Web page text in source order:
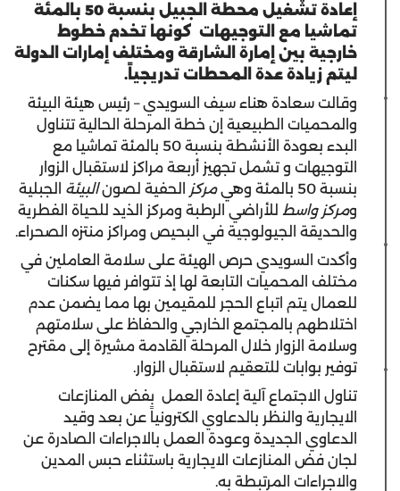
إعادة تشغيل محطة الجبيل بنسبة 50 بالمئة
تماشيا مع التوجيهات كونها تخدم خطوط
خارجية بين إمارة الشارقة ومختلف إمارات الدولة
ليتم زيادة عدة المحطات تدريجياً.
وقالت سعادة هناء سيف السويدي – رئيس هيئة البيئة
والمحميات الطبيعية إن خطة المرحلة الحالية تتناول
البدء بعودة الأنشطة بنسبة 50 بالمئة تماشيا مع
التوجيهات و تشمل تجهيز أربعة مراكز لاستقبال الزوار
بنسبة 50 بالمئة وهي
مركز الحفية لصونالبيئة الجبلية
ومركز واسط للأراضي الرطبة ومركز الذيد للحياة الفطرية
والحديقة الجيولوجية في البحيص ومراكز منتزه الصحراء.
وأكدت السويدي حرص الهيئة على سلامة العاملين في
مختلف المحميات التابعة لها إذ تتوافر فيها سكنات
للعمال يتم اتباع الحجر للمقيمين بها مما يضمن عدم
اختلاطهم بالمجتمع الخارجي والحفاظ على سلامتهم
وسلامة الزوار خلال المرحلة القادمة مشيرة إلى مقترح
توفير بوابات للتعقيم لاستقبال الزوار.
تناول الاجتماع آلية إعادة العمل بفض المنازعات
الايجارية والنظر بالدعاوي الكترونياً عن بعد وقيد
الدعاوي الجديدة وعودة العمل بالاجراءات الصادرة عن
لجان فض المنازعات الايجارية باستثناء حبس المدين
والاجراءات المرتبطة به.